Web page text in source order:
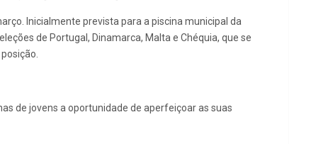
Inicialmente prevista para a piscina municipal da
de Portugal, Dinamarca, Malta e Chéquia, que se
de jovens a oportunidade de aperfeiçoar as suas